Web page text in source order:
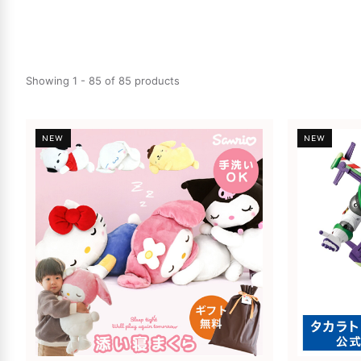
Showing 1 - 85 of 85 products
NEW NEW